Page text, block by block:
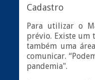
Cadastro
Para utilizar o
prévio. Existe
também uma
comunicar.
pandemia".